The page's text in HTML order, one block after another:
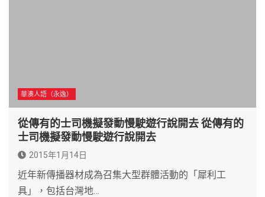
華澳人語（永逸）
從傳有的士司機擬發動慢駛遊行說開去 從傳有的
士司機擬發動慢駛遊行說開去
2015年1月14日
近年新傳播器材成為召集大型群體活動的「犀利工
具」，包括台灣地…